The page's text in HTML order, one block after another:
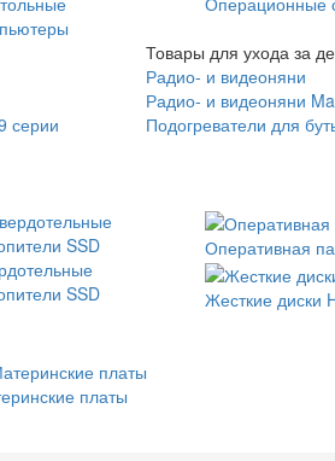
серии
Товары для ухода за
Радио- и видеоняни
Радио- и видеоняни
Подогреватели для
SSD
Оперативная
Жесткие диски
платы